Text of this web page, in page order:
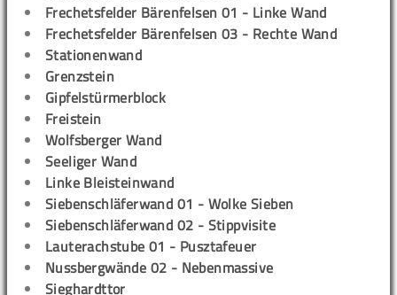
Frechetsfelder Bärenfelsen 01 - Linke Wand
Frechetsfelder Bärenfelsen 03 - Rechte Wand
Stationenwand
Grenzstein
Gipfelstürmerblock
Freistein
Wolfsberger Wand
Seeliger Wand
Linke Bleisteinwand
Siebenschläferwand 01 - Wolke Sieben
Siebenschläferwand 02 - Stippvisite
Lauterachstube 01 - Pusztafeuer
Nussbergwände 02 - Nebenmassive
Sieghardttor